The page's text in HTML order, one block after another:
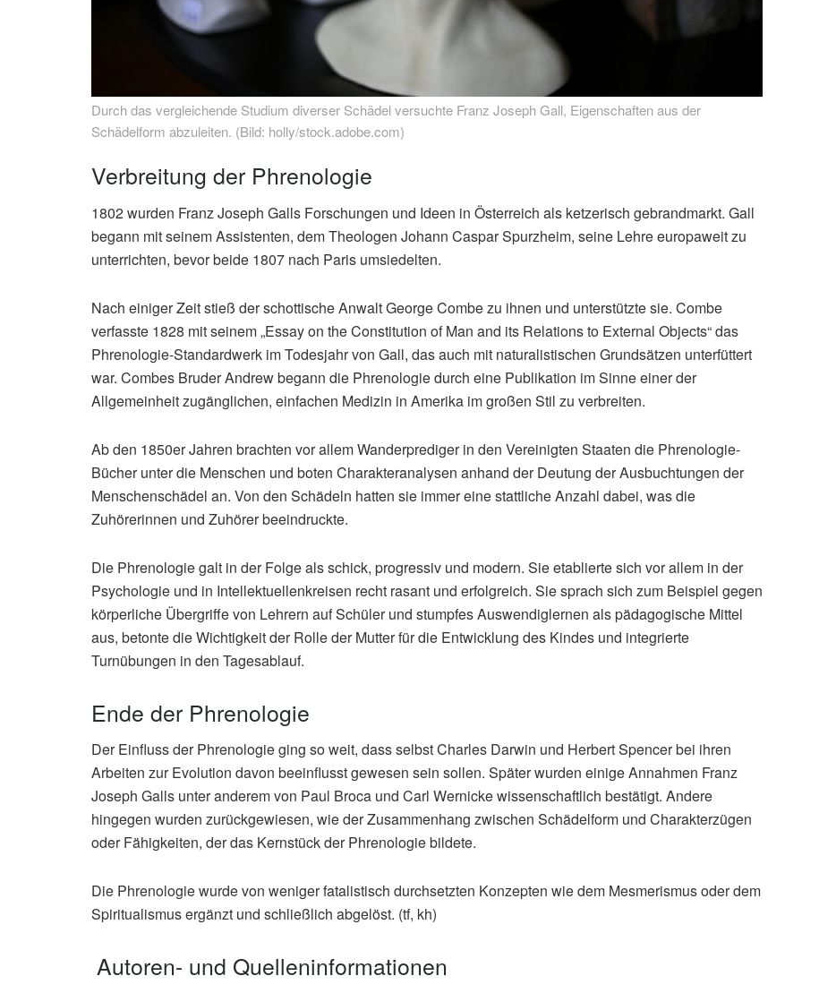
Durch das vergleichende Studium diverser Schädel versuchte Franz Joseph Gall, Eigenschaften aus der
Schädelform abzuleiten. (Bild: holly/stock.adobe.com)
Verbreitung der Phrenologie
1802 wurden Franz Joseph Galls Forschungen und Ideen in Österreich als ketzerisch gebrandmarkt. Gall
begann mit seinem Assistenten, dem Theologen Johann Caspar Spurzheim, seine Lehre europaweit zu
unterrichten, bevor beide 1807 nach Paris umsiedelten.
Nach einiger Zeit stieß der schottische Anwalt George Combe zu ihnen und unterstützte sie. Combe
verfasste 1828 mit seinem „Essay on the Constitution of Man and its Relations to External Objects“ das
Phrenologie-Standardwerk im Todesjahr von Gall, das auch mit naturalistischen Grundsätzen unterfüttert
war. Combes Bruder Andrew begann die Phrenologie durch eine Publikation im Sinne einer der
Allgemeinheit zugänglichen, einfachen Medizin in Amerika im großen Stil zu verbreiten.
Ab den 1850er Jahren brachten vor allem Wanderprediger in den Vereinigten Staaten die Phrenologie-
Bücher unter die Menschen und boten Charakteranalysen anhand der Deutung der Ausbuchtungen der
Menschenschädel an. Von den Schädeln hatten sie immer eine stattliche Anzahl dabei, was die
Zuhörerinnen und Zuhörer beeindruckte.
Die Phrenologie galt in der Folge als schick, progressiv und modern. Sie etablierte sich vor allem in der
Psychologie und in Intellektuellenkreisen recht rasant und erfolgreich. Sie sprach sich zum Beispiel gegen
körperliche Übergriffe von Lehrern auf Schüler und stumpfes Auswendiglernen als pädagogische Mittel
aus, betonte die Wichtigkeit der Rolle der Mutter für die Entwicklung des Kindes und integrierte
Turnübungen in den Tagesablauf.
Ende der Phrenologie
Der Einfluss der Phrenologie ging so weit, dass selbst Charles Darwin und Herbert Spencer bei ihren
Arbeiten zur Evolution davon beeinflusst gewesen sein sollen. Später wurden einige Annahmen Franz
Joseph Galls unter anderem von Paul Broca und Carl Wernicke wissenschaftlich bestätigt. Andere
hingegen wurden zurückgewiesen, wie der Zusammenhang zwischen Schädelform und Charakterzügen
oder Fähigkeiten, der das Kernstück der Phrenologie bildete.
Die Phrenologie wurde von weniger fatalistisch durchsetzten Konzepten wie dem Mesmerismus oder dem
Spiritualismus ergänzt und schließlich abgelöst. (tf, kh)
Autoren- und Quelleninformationen